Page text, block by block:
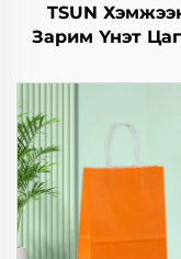
TSUN
Зарим Үнэт
Нэмэлт Ур
Кристмасийн
Пакинг Скрин